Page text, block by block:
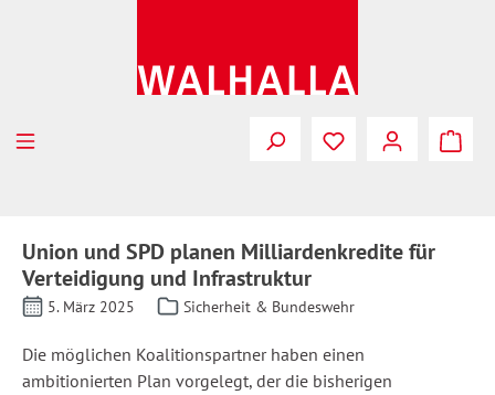
Union und SPD planen Milliardenkredite für
Verteidigung und Infrastruktur
5. März 2025 Sicherheit & Bundeswehr
Die möglichen Koalitionspartner haben einen
ambitionierten Plan vorgelegt, der die bisherigen